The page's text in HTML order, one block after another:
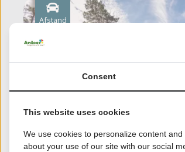
Afstand
Consent
This website uses cookies
We use cookies to personalize content
about your use of our site with our social